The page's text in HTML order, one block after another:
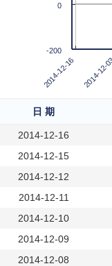
2014-12-16 2014-
0
-200
日 期
2014-12-16
2014-12-15
2014-12-12
2014-12-11
2014-12-10
2014-12-09
2014-12-08